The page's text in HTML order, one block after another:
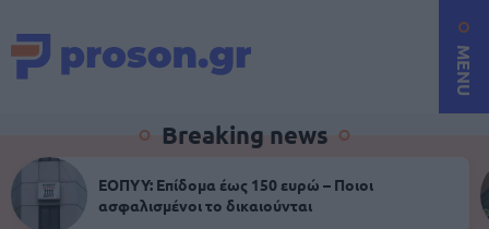
MENU
Breaking news
ΕΟΠΥΥ: Επίδομα έως 150 ευρώ – Ποιοι
ασφαλισμένοι το δικαιούνται